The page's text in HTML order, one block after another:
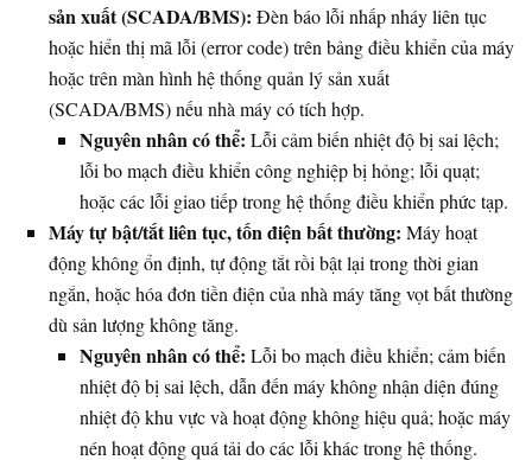
sản xuất (SCADA/BMS): Đèn báo lỗi nhấp nháy liên tục
hoặc hiển thị mã lỗi (error code) trên bảng điều khiển của máy
hoặc trên màn hình hệ thống quản lý sản xuất
(SCADA/BMS) nếu nhà máy có tích hợp.
Nguyên nhân có thể: Lỗi cảm biến nhiệt độ bị sai lệch;
lỗi bo mạch điều khiển công nghiệp bị hỏng; lỗi quạt;
hoặc các lỗi giao tiếp trong hệ thống điều khiển phức tạp.
Máy tự bật/tắt liên tục, tốn điện bất thường: Máy hoạt
động không ổn định, tự động tắt rồi bật lại trong thời gian
ngắn, hoặc hóa đơn tiền điện của nhà máy tăng vọt bất thường
dù sản lượng không tăng.
Nguyên nhân có thể: Lỗi bo mạch điều khiển; cảm biến
nhiệt độ bị sai lệch, dẫn đến máy không nhận diện đúng
nhiệt độ khu vực và hoạt động không hiệu quả; hoặc máy
nén hoạt động quá tải do các lỗi khác trong hệ thống.